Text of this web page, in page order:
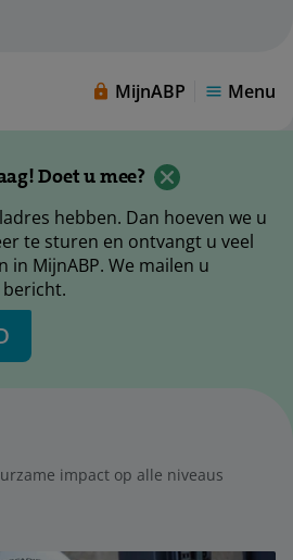
MijnABP Menu
Doet u mee?
hebben. Dan hoeven we u
te sturen en ontvangt u veel
MijnABP. We mailen u
impact op alle niveaus